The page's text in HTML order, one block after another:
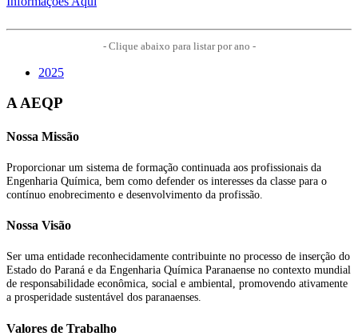
- Clique abaixo para listar por ano -
2025
A AEQP
Nossa Missão
Proporcionar um sistema de formação continuada aos profissionais da
Engenharia Química, bem como defender os interesses da classe para o
contínuo enobrecimento e desenvolvimento da profissão.
Nossa Visão
Ser uma entidade reconhecidamente contribuinte no processo de inserção do
Estado do Paraná e da Engenharia Química Paranaense no contexto mundial
de responsabilidade econômica, social e ambiental, promovendo ativamente
a prosperidade sustentável dos paranaenses.
Valores de Trabalho